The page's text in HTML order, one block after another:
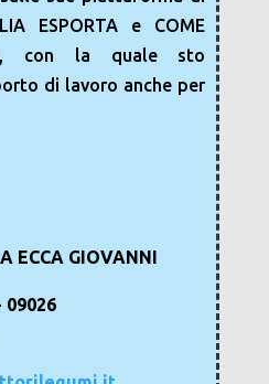
ESPORTA e COME
con la quale sto
di lavoro anche per
ECCA GIOVANNI
09026